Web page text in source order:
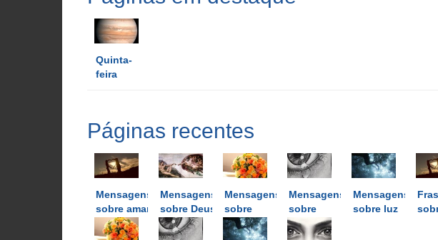
Quinta-
feira
Páginas recentes
Mensagens
sobre amar
Mensagens
sobre Deus
Mensagens
sobre
flores
Mensagens
sobre
lágrimas
Mensagens
sobre luz